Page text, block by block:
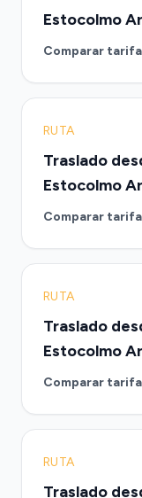
Estocolmo
Comparar
RUTA
Traslado
Estocolmo
Comparar
RUTA
Traslado
Estocolmo
Comparar
RUTA
Traslado